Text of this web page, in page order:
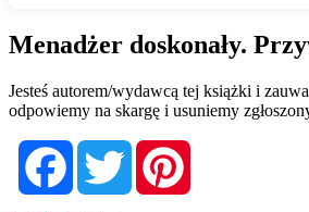
Menadżer doskonały.
Jesteś autorem/wydawcą tej książki i
odpowiemy na skargę i usuniemy
FacebookTwitter